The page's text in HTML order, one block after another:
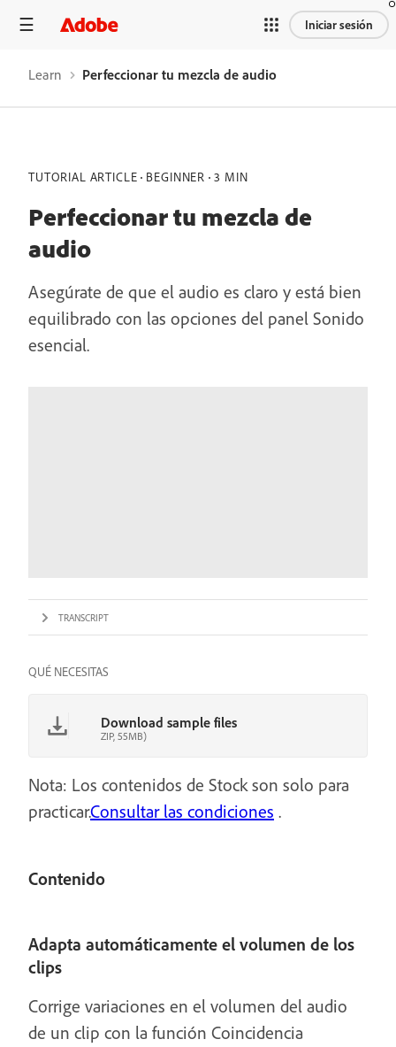
Iniciar sesión
Learn Perfeccionar tu mezcla de audio
TUTORIAL ARTICLE BEGINNER 3 MIN
Perfeccionar tu mezcla de
audio
Asegúrate de que el audio es claro y está bien
equilibrado con las opciones del panel Sonido
esencial.
TRANSCRIPT
QUÉ NECESITAS
Download sample files
ZIP, 55MB)
Nota: Los contenidos de Stock son solo para
practicar.Consultar las condiciones .
Contenido
Adapta automáticamente el volumen de los
clips
Corrige variaciones en el volumen del audio
de un clip con la función Coincidencia